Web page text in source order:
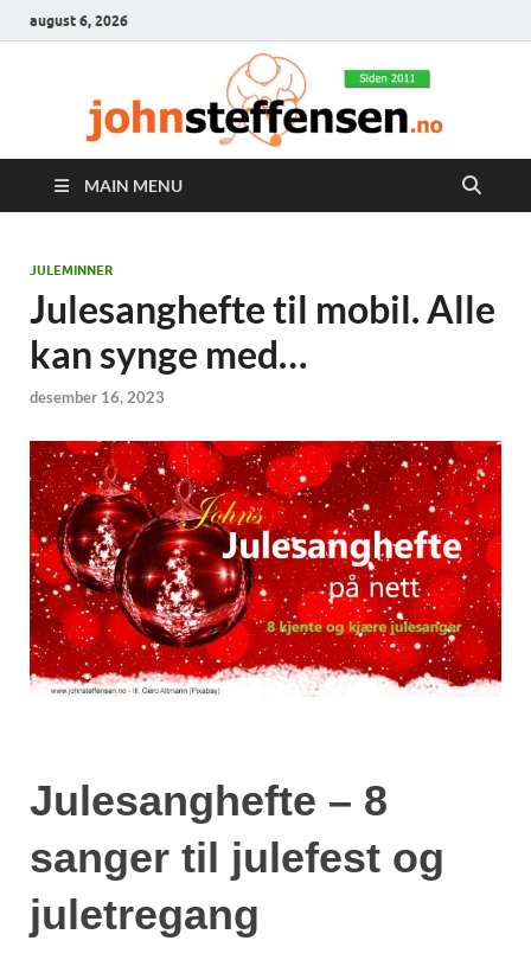
august 6, 2026
MAIN MENU
JULEMINNER
Julesanghefte til mobil. Alle
kan synge med…
desember 16, 2023
Julesanghefte – 8
sanger til julefest og
juletregang